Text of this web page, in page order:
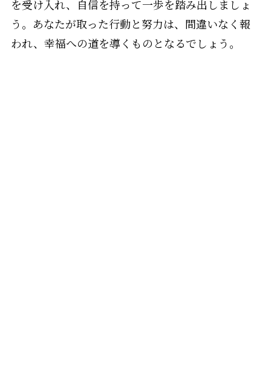
を受け入れ、自信を持って一歩を踏み出しましょ
う。あなたが取った行動と努力は、間違いなく報
われ、幸福への道を導くものとなるでしょう。